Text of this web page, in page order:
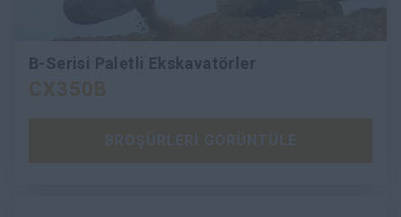
B-Serisi Paletli Ekskavatörler